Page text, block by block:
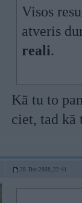
Visos
atveris
reali.
Kā tu to
ciet, tad kā
28. Dec 2008, 22:41